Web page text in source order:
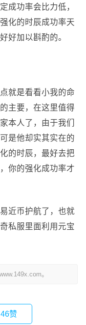
成功率会比力低，
化的时辰成功率天
好加以斟酌的。
就是看看小我的命
主要，在这里值得
本人了，由于我们
是他却实其实在的
的时辰，最好去把
你的强化成功率才
近币护航了，也就
私服里面利用元宝
。
46赞